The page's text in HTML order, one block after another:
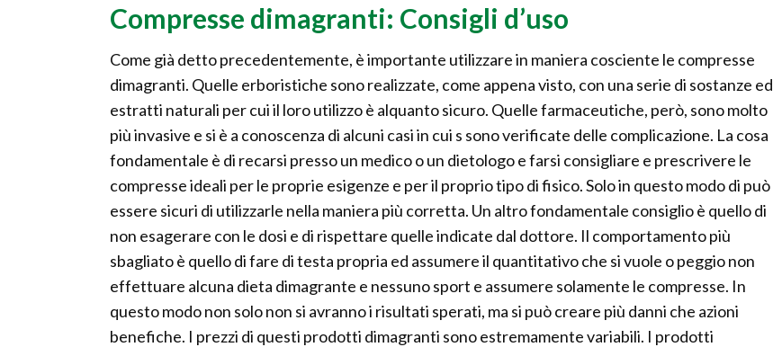
Compresse dimagranti: Consigli d’uso
Come già detto precedentemente, è importante utilizzare in maniera cosciente le compresse
dimagranti. Quelle erboristiche sono realizzate, come appena visto, con una serie di sostanze ed
estratti naturali per cui il loro utilizzo è alquanto sicuro. Quelle farmaceutiche, però, sono molto
più invasive e si è a conoscenza di alcuni casi in cui s sono verificate delle complicazione. La cosa
fondamentale è di recarsi presso un medico o un dietologo e farsi consigliare e prescrivere le
compresse ideali per le proprie esigenze e per il proprio tipo di fisico. Solo in questo modo di può
essere sicuri di utilizzarle nella maniera più corretta. Un altro fondamentale consiglio è quello di
non esagerare con le dosi e di rispettare quelle indicate dal dottore. Il comportamento più
sbagliato è quello di fare di testa propria ed assumere il quantitativo che si vuole o peggio non
effettuare alcuna dieta dimagrante e nessuno sport e assumere solamente le compresse. In
questo modo non solo non si avranno i risultati sperati, ma si può creare più danni che azioni
benefiche. I prezzi di questi prodotti dimagranti sono estremamente variabili. I prodotti